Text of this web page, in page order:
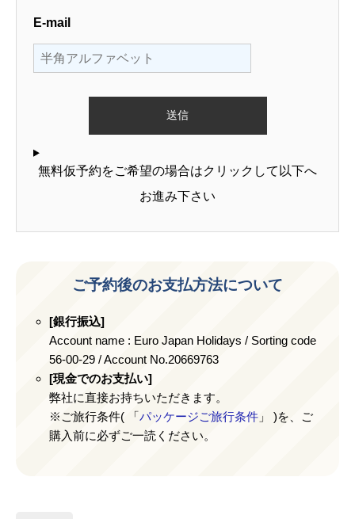
E-mail
無料仮予約をご希望の場合はクリックして以下へ
お進み下さい
ご予約後のお支払方法について
[銀行振込]
Account name : Euro Japan Holidays / Sorting code
56-00-29 / Account No.20669763
[現金でのお支払い]
弊社に直接お持ちいただきます。
※ご旅行条件( 「パッケージご旅行条件 」 )を、ご
購入前に必ずご一読ください。